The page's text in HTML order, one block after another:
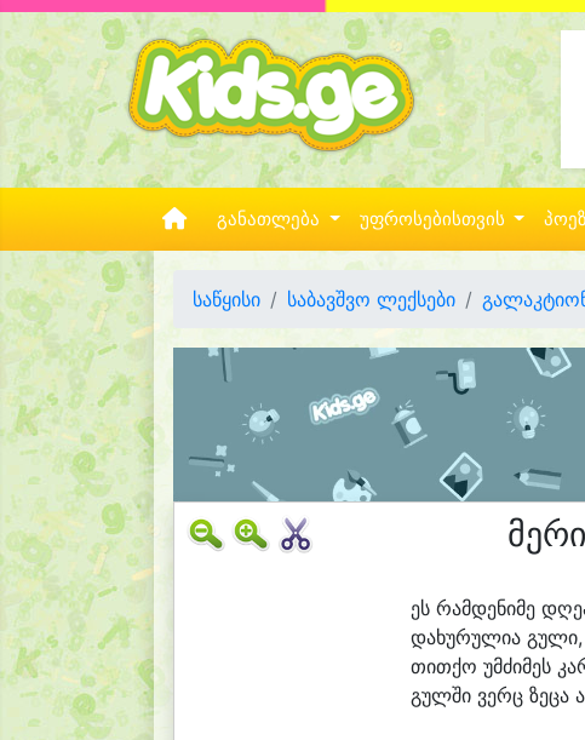
განათლება უფროსებისთვის
საწყისი საბავშვო ლექსები
ეს რამდენიმე დღე
დახურულია გუ
თითქო უმძიმეს კა
გულში ვერც ზეცა ა